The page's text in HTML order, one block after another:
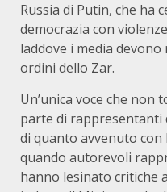
Russia di Putin, che ha
democrazia con
laddove i media
ordini dello Zar.
Un’unica voce che non
parte di rappresentanti
di quanto avvenuto
quando autorevoli
hanno lesinato critiche